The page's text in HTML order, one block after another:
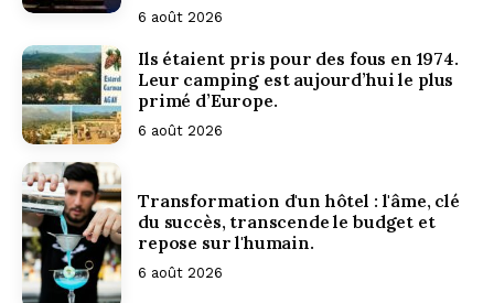
6 août 2026
Ils étaient pris pour des fous en 1974.
Leur camping est aujourd’hui le plus
primé d’Europe.
6 août 2026
Transformation d'un hôtel : l'âme, clé
du succès, transcende le budget et
repose sur l'humain.
6 août 2026
Dunton Hot
Springs